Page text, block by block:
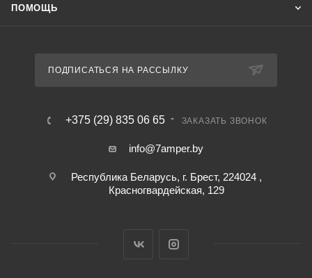
ПОМОЩЬ
ПОДПИСАТЬСЯ НА РАССЫЛКУ
+375 (29) 835 06 65 ЗАКАЗАТЬ ЗВОНОК
info@7amper.by
Республика Беларусь, г. Брест, 224024 ,
Красногвардейская, 129